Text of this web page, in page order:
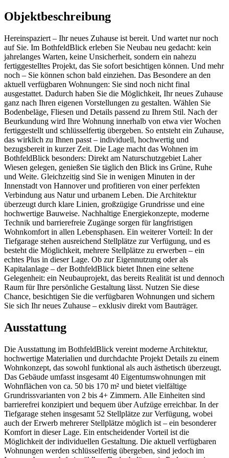
Objektbeschreibung
Hereinspaziert – Ihr neues Zuhause ist bereit. Und wartet nur noch
auf Sie. Im BothfeldBlick erleben Sie Neubau neu gedacht: kein
jahrelanges Warten, keine Unsicherheit, sondern ein nahezu
fertiggestelltes Projekt, das Sie sofort besichtigen können. Und mehr
noch – Sie können schon bald einziehen. Das Besondere an den
aktuell verfügbaren Wohnungen: Sie sind noch nicht final
ausgestattet. Dadurch haben Sie die Möglichkeit, Ihr neues Zuhause
ganz nach Ihren eigenen Vorstellungen zu gestalten. Wählen Sie
Bodenbeläge, Fliesen und Details passend zu Ihrem Stil. Nach der
Beurkundung wird Ihre Wohnung innerhalb von etwa vier Wochen
fertiggestellt und schlüsselfertig übergeben. So entsteht ein Zuhause,
das wirklich zu Ihnen passt – individuell, hochwertig und
bezugsbereit in kurzer Zeit. Die Lage macht das Wohnen im
BothfeldBlick besonders: Direkt am Naturschutzgebiet Laher
Wiesen gelegen, genießen Sie täglich den Blick ins Grüne, Ruhe
und Weite. Gleichzeitig sind Sie in wenigen Minuten in der
Innenstadt von Hannover und profitieren von einer perfekten
Verbindung aus Natur und urbanem Leben. Die Architektur
überzeugt durch klare Linien, großzügige Grundrisse und eine
hochwertige Bauweise. Nachhaltige Energiekonzepte, moderne
Technik und barrierefreie Zugänge sorgen für langfristigen
Wohnkomfort in allen Lebensphasen. Ein weiterer Vorteil: In der
Tiefgarage stehen ausreichend Stellplätze zur Verfügung, und es
besteht die Möglichkeit, mehrere Stellplätze zu erwerben – ein
echtes Plus in dieser Lage. Ob zur Eigennutzung oder als
Kapitalanlage – der BothfeldBlick bietet Ihnen eine seltene
Gelegenheit: ein Neubauprojekt, das bereits Realität ist und dennoch
Raum für Ihre persönliche Gestaltung lässt. Nutzen Sie diese
Chance, besichtigen Sie die verfügbaren Wohnungen und sichern
Sie sich Ihr neues Zuhause – exklusiv direkt vom Bauträger.
Ausstattung
Die Ausstattung im BothfeldBlick vereint moderne Architektur,
hochwertige Materialien und durchdachte Projekt Details zu einem
Wohnkonzept, das sowohl funktional als auch ästhetisch überzeugt.
Das Gebäude umfasst insgesamt 40 Eigentumswohnungen mit
Wohnflächen von ca. 50 bis 170 m² und bietet vielfältige
Grundrissvarianten von 2 bis 4+ Zimmern. Alle Einheiten sind
barrierefrei konzipiert und bequem über Aufzüge erreichbar. In der
Tiefgarage stehen insgesamt 52 Stellplätze zur Verfügung, wobei
auch der Erwerb mehrerer Stellplätze möglich ist – ein besonderer
Komfort in dieser Lage. Ein entscheidender Vorteil ist die
Möglichkeit der individuellen Gestaltung. Die aktuell verfügbaren
Wohnungen werden schlüsselfertig übergeben, sind jedoch im